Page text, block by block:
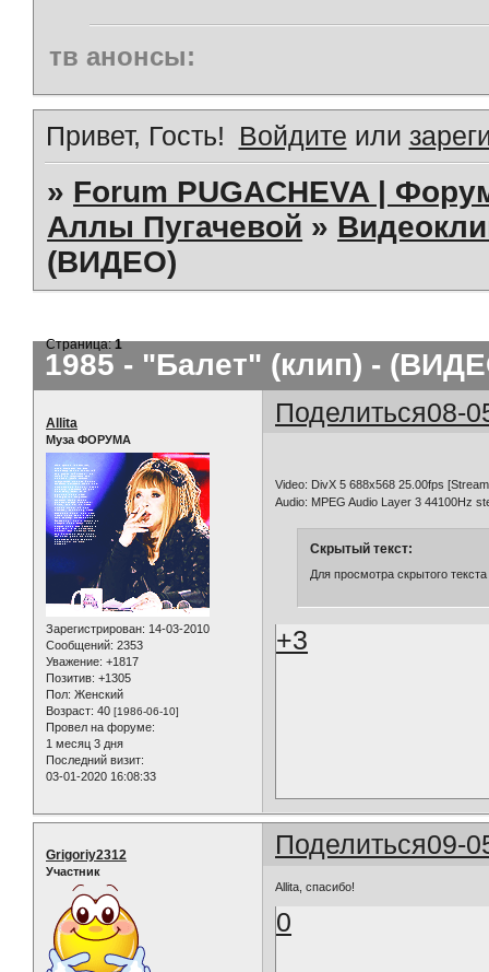
тв анонсы:
Привет, Гость! Войдите или
» Forum PUGACHEVA |
Аллы Пугачевой »
(ВИДЕО)
1985 - "Балет" (клип) -
Страница:1
Поделиться08-
Allita
Муза ФОРУМА
Зарегистрирован: 14-03-2010
Сообщений: 2353
Уважение: +1817
Позитив: +1305
Пол: Женский
Возраст: 40 [1986-06-10]
Провел на форуме:
1 месяц 3 дня
Последний визит:
03-01-2020 16:08:33
Video: DivX 5 688x568 25.00fps
Audio: MPEG Audio Layer 3 44100Hz
Скрытый текст:
Для просмотра скрытого
+3
Поделиться09-
Grigoriy2312
Участник
Allita, спасибо!
0